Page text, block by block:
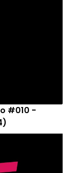
#010 -